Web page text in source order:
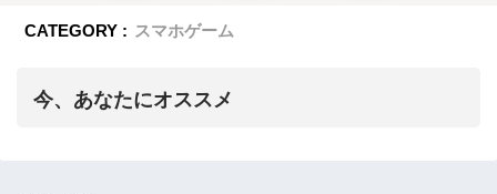
CATEGORY : スマホゲーム
今、あなたにオススメ